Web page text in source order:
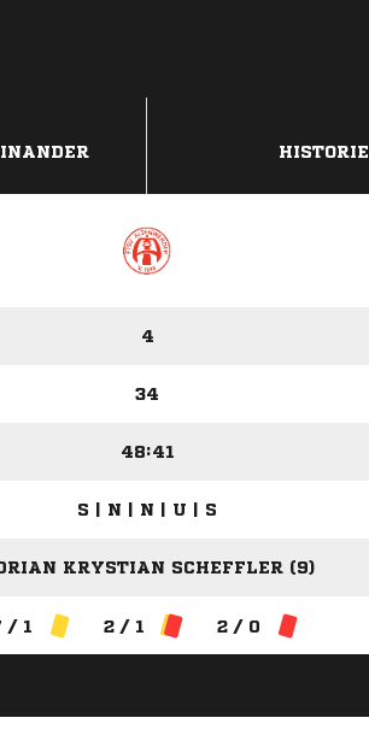
HISTORIE
4
34
48:41
S | N | N | U | S
KRYSTIAN SCHEFFLER (9)
/ 1 2 / 1 2 / 0